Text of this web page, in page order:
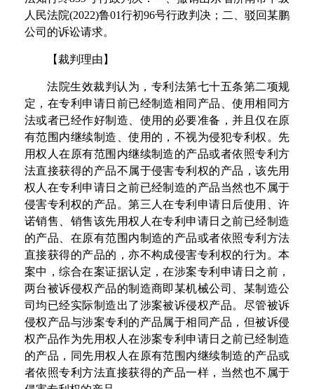
人民法院(2022)鲁01行初96号行政判决；二、驳回某鹏
公司的诉讼请求。
【裁判理由 】
法院生效裁判认为，专利法第七十五条第二项规
定，在专利申请日前已经制造相同产品、使用相同方
法或者已经作好制造、使用的必要准备，并且仅在原
有范围内继续制造、使用的，不视为侵犯专利权。先
用权 人在原有范围内继续制造的产品或者依照专利方
法直接获得的产品不属于侵害专利权的产品，该先用
权人在专利申请日之前已经制造的产品当然也不属于
侵害专利权的产品。第三人在专利申请日后使用、许
诺销售、销售该先用权人在专利申请日之前已经制造
的产品、在原有范围内制造的产品或者依照专利方法
直接获得的产品的，亦不构成侵害专利权的行为。本
案中，综合在案证据认定，在涉案专利申请日之前，
两台被诉侵权产品的制造商即某机械公司、某制造公
司均已经实际制造出了涉案被诉侵权产品。尽管被诉
侵权产品与涉案专利的产品属于相同产品，但被诉侵
权产品作为先用权人在涉案专利申请日之前已经制造
的产品，同先用权人在原有范围内继续制造的产品或
者依照专利方法直接获得的产品一样，当然也不属于